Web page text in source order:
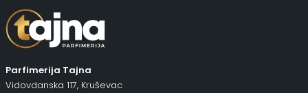
Parfimerija Tajna
Vidovdanska 117, Kruševac